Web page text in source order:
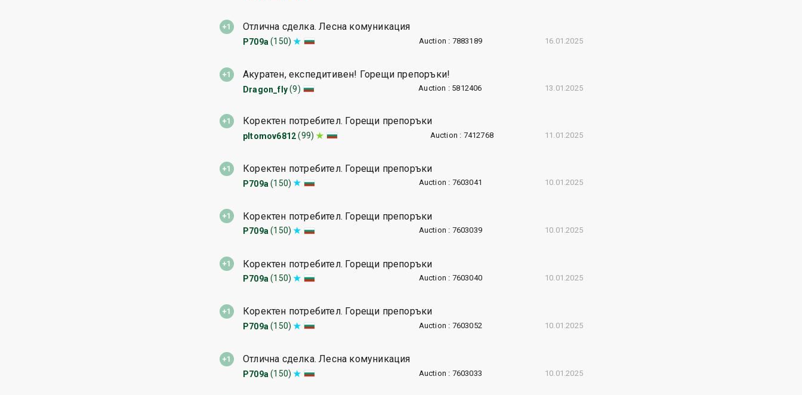
Отлична сделка. Лесна комуникация
P709a (150) Auction : 7883189 16.01.2025
Акуратен, експедитивен! Горещи препоръки!
Dragon_fly (9) Auction : 5812406 13.01.2025
Коректен потребител. Горещи препоръки
pltomov6812 (99) Auction : 7412768 11.01.2025
Коректен потребител. Горещи препоръки
P709a (150) Auction : 7603041 10.01.2025
Коректен потребител. Горещи препоръки
P709a (150) Auction : 7603039 10.01.2025
Коректен потребител. Горещи препоръки
P709a (150) Auction : 7603040 10.01.2025
Коректен потребител. Горещи препоръки
P709a (150) Auction : 7603052 10.01.2025
Отлична сделка. Лесна комуникация
P709a (150) Auction : 7603033 10.01.2025